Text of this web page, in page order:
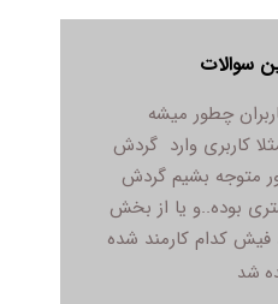
سوالات
چطور میشه
کاربری وارد گردش
متوجه بشیم گردش
بوده..و یا از بخش
فیش کدام کارمند شده